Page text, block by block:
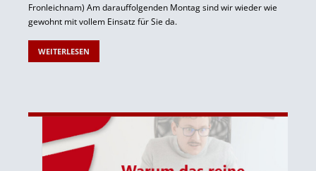
Fronleichnam) Am darauffolgenden Montag sind wir wieder wie
gewohnt mit vollem Einsatz für Sie da.
WEITERLESEN